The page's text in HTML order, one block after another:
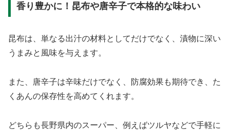
香り豊かに！昆布や唐辛子で本格的な味わい
昆布は、単なる出汁の材料としてだけでなく、漬物に深い
うまみと風味を与えます。
また、唐辛子は辛味だけでなく、防腐効果も期待でき、た
くあんの保存性を高めてくれます。
どちらも長野県内のスーパー、例えばツルヤなどで手軽に